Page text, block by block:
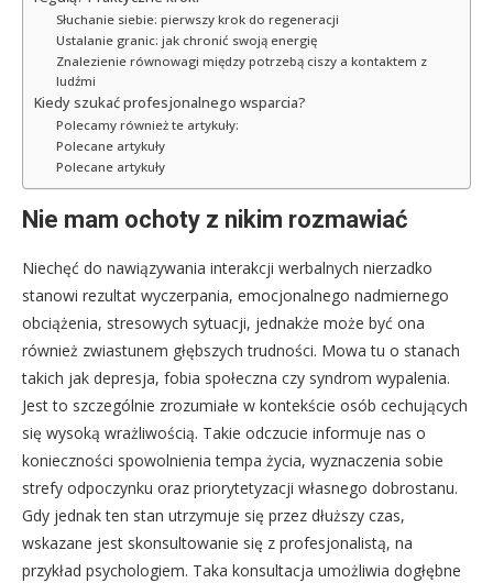
Słuchanie siebie: pierwszy krok do regeneracji
Ustalanie granic: jak chronić swoją energię
Znalezienie równowagi między potrzebą ciszy a kontaktem z
ludźmi
Kiedy szukać profesjonalnego wsparcia?
Polecamy również te artykuły:
Polecane artykuły
Polecane artykuły
Nie mam ochoty z nikim rozmawiać
Niechęć do nawiązywania interakcji werbalnych nierzadko
stanowi rezultat wyczerpania, emocjonalnego nadmiernego
obciążenia, stresowych sytuacji, jednakże może być ona
również zwiastunem głębszych trudności. Mowa tu o stanach
takich jak depresja, fobia społeczna czy syndrom wypalenia.
Jest to szczególnie zrozumiałe w kontekście osób cechujących
się wysoką wrażliwością. Takie odczucie informuje nas o
konieczności spowolnienia tempa życia, wyznaczenia sobie
strefy odpoczynku oraz priorytetyzacji własnego dobrostanu.
Gdy jednak ten stan utrzymuje się przez dłuższy czas,
wskazane jest skonsultowanie się z profesjonalistą, na
przykład psychologiem. Taka konsultacja umożliwia dogłębne